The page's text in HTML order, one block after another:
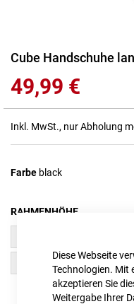
Diese Webseite
Technologien. Mit
akzeptieren Sie
Weitergabe Ihrer
Zum
der
Bildgalerie
springen
Cube Handschuhe
49,99 €
Inkl. MwSt., nur Abholung
Farbe black
RAHMENHÖHE
XL (10)